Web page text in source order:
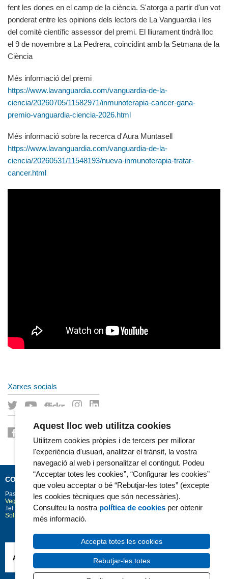
fent les dones en el camp de la ciència. S'atorga a partir d'un vot
ponderat entre les opinions dels lectors de La Vanguardia i les
del comitè científic assessor del premi. El lliurament tindrà lloc
el 9 de novembre a La Pedrera, coincidint amb la Setmana de la
Ciència
Més informació del premi
https://www.lavanguardia.com/vanguardia-de-la-
ciencia/20260705/11582971/inmunoterapia-cancer-gana-
premio-vanguardia-ciencia-2026.html
Més informació sobre la recerca d'Aura Muntasell
https://www.lavanguardia.com/vanguardia-de-la-
ciencia/20260531/11548193/nueva-inmunoterapia-tratar-
cancer.html
Xarxes socials
CONTACTE
Passeig Marítim 25-29 Barcelona 08003
Vegeu la situació a Google Maps
Tel: 93 248 30 00 · Fax: 93 248 32 54
Sol·licitud d'informació
Aquest lloc web utilitza cookies
Utilitzem cookies pròpies i de tercers per millorar
l'experiència d'usuari, analitzar el trànsit, la vostra
navegació al web i personalitzar el contingut. Podeu
“Acceptar totes les cookies”, “Configurar les cookies”
que voleu acceptar o bé “Rebutjar-les totes” (excepte
les cookies tècniques que són necessàries).
Consulteu la nostra política de cookies per obtenir
més informació.
Accepta totes les cookies
Rebutjar-les totes